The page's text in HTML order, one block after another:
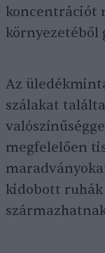
koncentrációt
Az
szálakat
megfelelően
kidobott ruhák